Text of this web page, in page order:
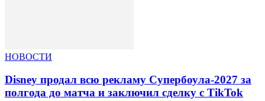
НОВОСТИ
Disney продал всю рекламу Супербоула-2027 за
полгода до матча и заключил сделку с TikTok